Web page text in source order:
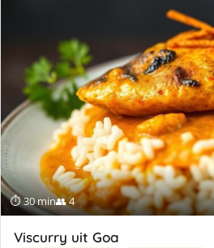
⏱ 30 min👥 4
Viscurry uit Goa